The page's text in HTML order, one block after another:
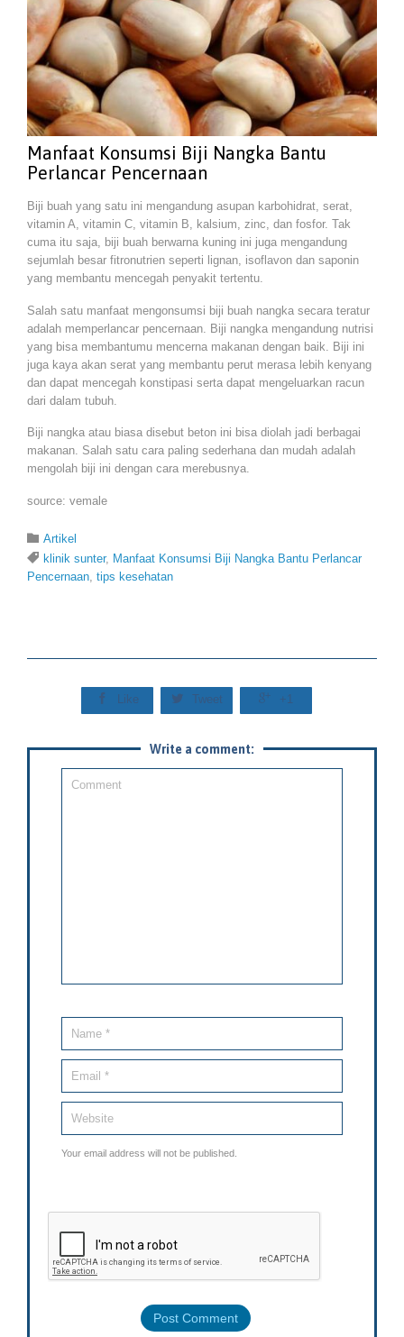
Manfaat Konsumsi Biji Nangka Bantu
Perlancar Pencernaan
Biji buah yang satu ini mengandung asupan karbohidrat, serat,
vitamin A, vitamin C, vitamin B, kalsium, zinc, dan fosfor. Tak
cuma itu saja, biji buah berwarna kuning ini juga mengandung
sejumlah besar fitronutrien seperti lignan, isoflavon dan saponin
yang membantu mencegah penyakit tertentu.
Salah satu manfaat mengonsumsi biji buah nangka secara teratur
adalah memperlancar pencernaan. Biji nangka mengandung nutrisi
yang bisa membantumu mencerna makanan dengan baik. Biji ini
juga kaya akan serat yang membantu perut merasa lebih kenyang
dan dapat mencegah konstipasi serta dapat mengeluarkan racun
dari dalam tubuh.
Biji nangka atau biasa disebut beton ini bisa diolah jadi berbagai
makanan. Salah satu cara paling sederhana dan mudah adalah
mengolah biji ini dengan cara merebusnya.
source: vemale
 Category
Artikel
 Tags
klinik sunter, Manfaat Konsumsi Biji Nangka Bantu Perlancar
Pencernaan tips kesehatan
 Like  Tweet  +1
Write a comment:
Your email address will not be published.